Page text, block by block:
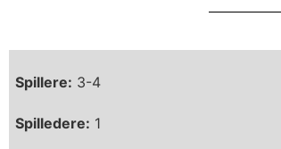
Spillere: 3-4
Spilledere: 1